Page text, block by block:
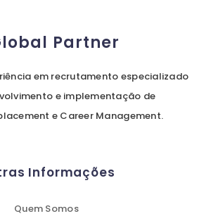
Partner
em recrutamento especializado
e implementação de
e Career Management.
Informações
Quem Somos